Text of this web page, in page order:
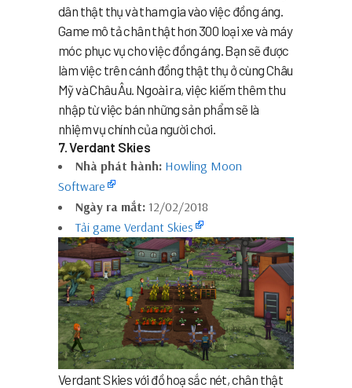
dân thật thụ và tham gia vào việc đồng áng.
Game mô tả chân thật hơn 300 loại xe và máy
móc phục vụ cho việc đồng áng. Bạn sẽ được
làm việc trên cánh đồng thật thụ ở cùng Châu
Mỹ và Châu Âu. Ngoài ra, việc kiếm thêm thu
nhập từ việc bán những sản phẩm sẽ là
nhiệm vụ chính của người chơi.
7. Verdant Skies
Nhà phát hành: Howling Moon
Software
Ngày ra mắt: 12/02/2018
Tải game Verdant Skies
Verdant Skies với đồ hoạ sắc nét, chân thật